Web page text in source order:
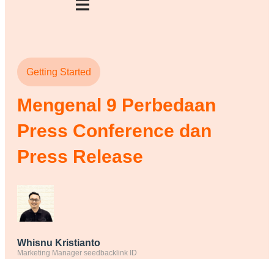
Getting Started
Mengenal 9 Perbedaan
Press Conference dan
Press Release
Whisnu Kristianto
Marketing Manager seedbacklink ID